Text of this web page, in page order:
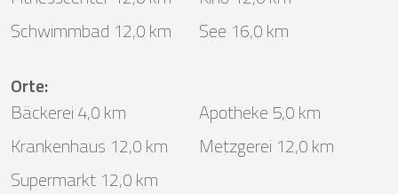
Schwimmbad 12,0 km
See 16,0 km
Orte:
Bäckerei 4,0 km
Apotheke 5,0 km
Krankenhaus 12,0 km
Metzgerei 12,0 km
Supermarkt 12,0 km